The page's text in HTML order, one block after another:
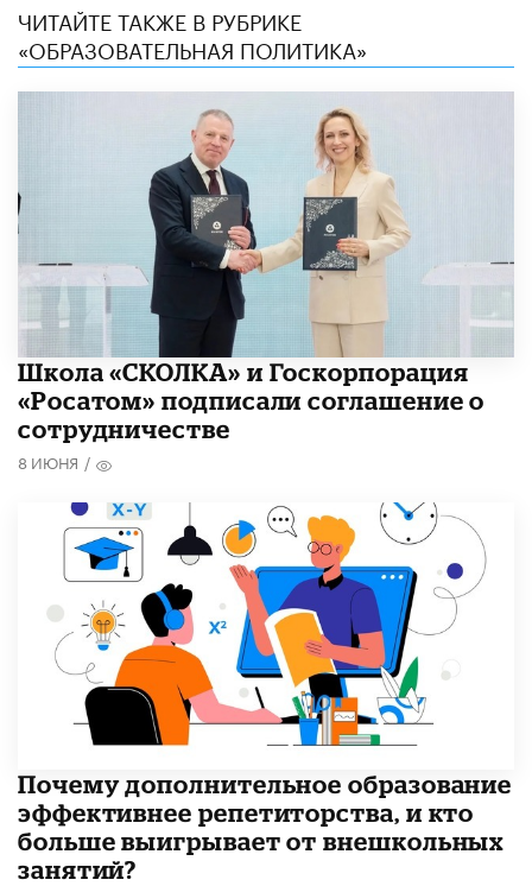
ЧИТАЙТЕ ТАКЖЕ В РУБРИКЕ
«ОБРАЗОВАТЕЛЬНАЯ ПОЛИТИКА»
Школа «СКОЛКА» и Госкорпорация
«Росатом» подписали соглашение о
сотрудничестве
8 ИЮНЯ /
​Почему дополнительное образование
эффективнее репетиторства, и кто
больше выигрывает от внешкольных
занятий?